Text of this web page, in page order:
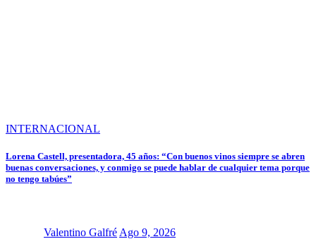
INTERNACIONAL
Lorena Castell, presentadora, 45 años: “Con buenos vinos siempre se abren
buenas conversaciones, y conmigo se puede hablar de cualquier tema porque
no tengo tabúes”
Valentino Galfré Ago 9, 2026